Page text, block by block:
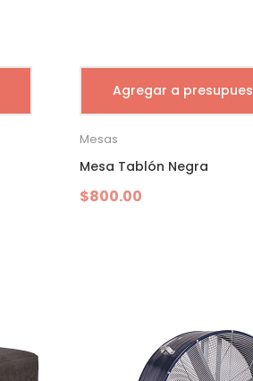
Agregar a
Mesas
Mesa Tablón Negra
$800.00